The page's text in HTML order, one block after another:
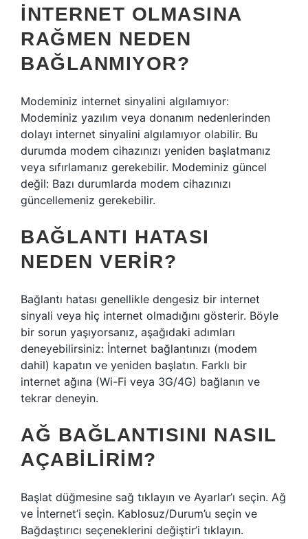
İNTERNET OLMASINA
RAĞMEN NEDEN
BAĞLANMIYOR?
Modeminiz internet sinyalini algılamıyor:
Modeminiz yazılım veya donanım nedenlerinden
dolayı internet sinyalini algılamıyor olabilir. Bu
durumda modem cihazınızı yeniden başlatmanız
veya sıfırlamanız gerekebilir. Modeminiz güncel
değil: Bazı durumlarda modem cihazınızı
güncellemeniz gerekebilir.
BAĞLANTI HATASI
NEDEN VERIR?
Bağlantı hatası genellikle dengesiz bir internet
sinyali veya hiç internet olmadığını gösterir. Böyle
bir sorun yaşıyorsanız, aşağıdaki adımları
deneyebilirsiniz: İnternet bağlantınızı (modem
dahil) kapatın ve yeniden başlatın. Farklı bir
internet ağına (Wi-Fi veya 3G/4G) bağlanın ve
tekrar deneyin.
AĞ BAĞLANTISINI NASIL
AÇABILIRIM?
Başlat düğmesine sağ tıklayın ve Ayarlar’ı seçin. Ağ
ve İnternet’i seçin. Kablosuz/Durum’u seçin ve
Bağdaştırıcı seçeneklerini değiştir’i tıklayın.